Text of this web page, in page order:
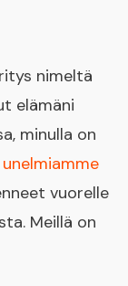
nimeltä
elämäni
minulla on
unelmiamme
vuorelle
Meillä on